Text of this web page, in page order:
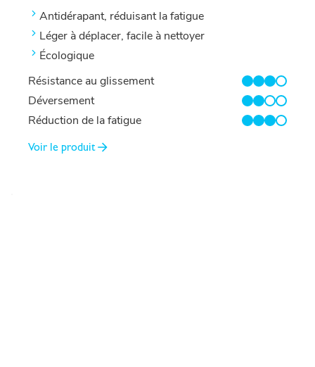
Antidérapant, réduisant la fatigue
Léger à déplacer, facile à nettoyer
Écologique
Résistance au glissement
3/4
Déversement
2/4
Réduction de la fatigue
3/4
Voir le produit